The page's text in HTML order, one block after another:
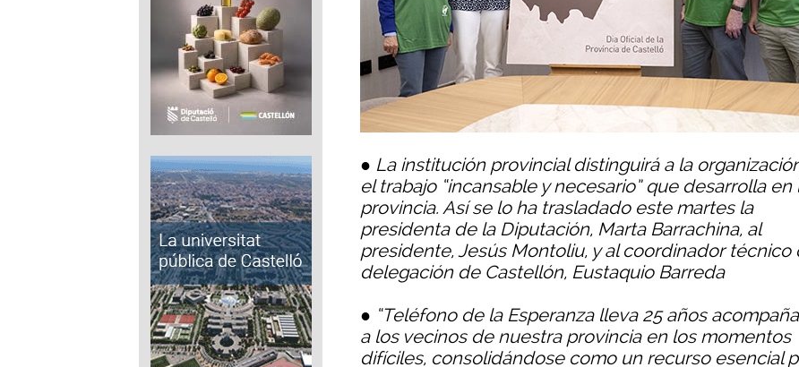
● La institución provincial distinguirá a la
el trabajo “incansable y necesario” que desarrolla en
provincia. Así se lo ha trasladado este martes la
presidenta de la Diputación, Marta Barrachina, al
presidente, Jesús Montoliu, y al coordinador técnico
delegación de Castellón, Eustaquio Barreda
● “Teléfono de la Esperanza lleva 25 años
a los vecinos de nuestra provincia en los momentos
difíciles, consolidándose como un recurso esencial